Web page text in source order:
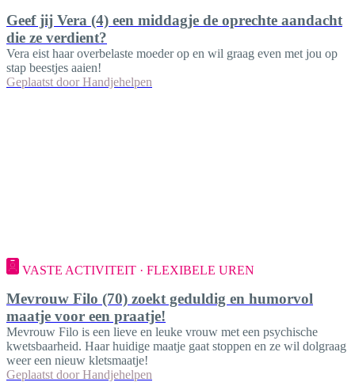
Geef jij Vera (4) een middagje de oprechte aandacht
die ze verdient?
Vera eist haar overbelaste moeder op en wil graag even met jou op
stap beestjes aaien!
Geplaatst door Handjehelpen
VASTE ACTIVITEIT · FLEXIBELE UREN
Mevrouw Filo (70) zoekt geduldig en humorvol
maatje voor een praatje!
Mevrouw Filo is een lieve en leuke vrouw met een psychische
kwetsbaarheid. Haar huidige maatje gaat stoppen en ze wil dolgraag
weer een nieuw kletsmaatje!
Geplaatst door Handjehelpen